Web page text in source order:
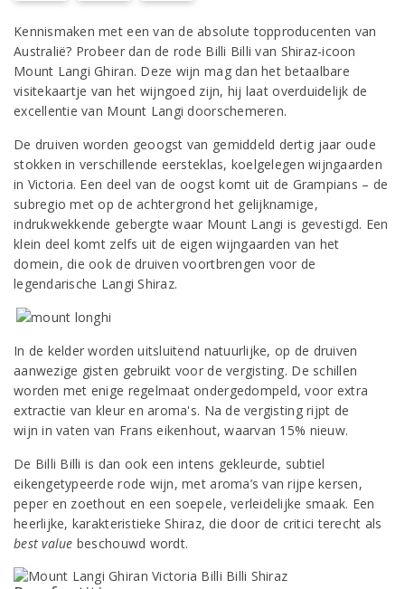
Kennismaken met een van de absolute topproducenten van
Australië? Probeer dan de rode Billi Billi van Shiraz-icoon
Mount Langi Ghiran. Deze wijn mag dan het betaalbare
visitekaartje van het wijngoed zijn, hij laat overduidelijk de
excellentie van Mount Langi doorschemeren.
De druiven worden geoogst van gemiddeld dertig jaar oude
stokken in verschillende eersteklas, koelgelegen wijngaarden
in Victoria. Een deel van de oogst komt uit de Grampians – de
subregio met op de achtergrond het gelijknamige,
indrukwekkende gebergte waar Mount Langi is gevestigd. Een
klein deel komt zelfs uit de eigen wijngaarden van het
domein, die ook de druiven voortbrengen voor de
legendarische Langi Shiraz.
In de kelder worden uitsluitend natuurlijke, op de druiven
aanwezige gisten gebruikt voor de vergisting. De schillen
worden met enige regelmaat ondergedompeld, voor extra
extractie van kleur en aroma's. Na de vergisting rijpt de
wijn in vaten van Frans eikenhout, waarvan 15% nieuw.
De Billi Billi is dan ook een intens gekleurde, subtiel
eikengetypeerde rode wijn, met aroma’s van rijpe kersen,
peper en zoethout en een soepele, verleidelijke smaak. Een
heerlijke, karakteristieke Shiraz, die door de critici terecht als
best value beschouwd wordt.